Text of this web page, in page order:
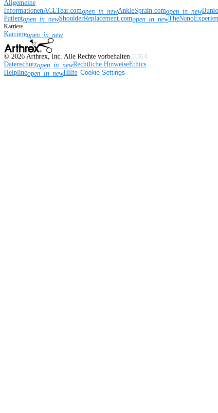
Allgemeine
InformationenACLTear.comopen_in_newAnkleSprain.comopen_in_new
Patientopen_in_newShoulderReplacement.comopen_in_new
Karriere
Karriereopen_in_new
© 2026 Arthrex, Inc. Alle Rechte vorbehaltenv3.56.0
Datenschutzopen_in_newRechtliche HinweiseEthics
Helplineopen_in_newHilfe Cookie Settings